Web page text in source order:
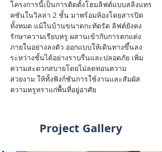
โครงการนี้เป็นการติดตั้งโฮมลิฟต์แบบสลิงแทร
คชันในวิลล่า 2 ชั้น มาพร้อมห้องโดยสารปิด
ทั้งหมด แม้ในบ้านขนาดกะทัดรัด ลิฟต์ยังคง
รักษาความเรียบหรู ผสานเข้ากับการตกแต่ง
ภายในอย่างลงตัว ออกแบบให้เดินทางขึ้นลง
ระหว่างชั้นได้อย่างราบรื่นและปลอดภัย เพิ่ม
ความสะดวกสบายโดยไม่ลดทอนความ
สวยงาม ให้ทั้งฟังก์ชันการใช้งานและสัมผัส
ความหรูหราแก่พื้นที่อยู่อาศัย
Project Gallery